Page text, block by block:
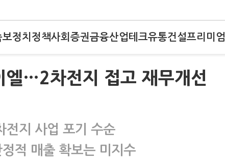
보정치 정책사회 증권금융산업테크유통건설프리미엄
엘…2차전지 접고 재무개선
지 사업 포기 수순
적 매출 확보는 미지수